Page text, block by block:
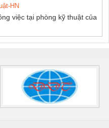
HN
việc tại phòng kỹ thuật của